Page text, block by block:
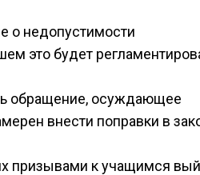
о недопустимости
это будет
обращение, осуждающее
внести поправки в
призывами к учащимся